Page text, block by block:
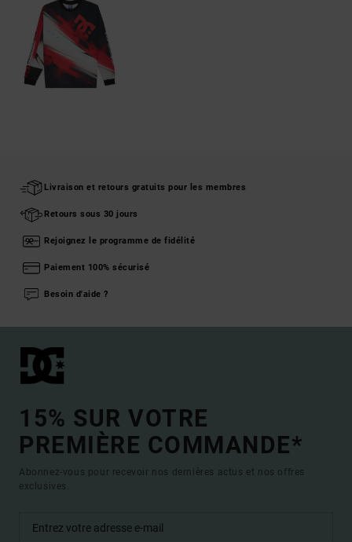
Livraison et retours gratuits pour les membres
Retours sous 30 jours
Rejoignez le programme de fidélité
Paiement 100% sécurisé
Besoin d'aide ?
15% SUR VOTRE
PREMIÈRE COMMANDE*
Abonnez-vous pour recevoir nos dernières actus et nos offres
exclusives.